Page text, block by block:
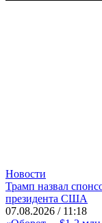
Новости
Трамп назвал
президента США
07.08.2026 / 11:18